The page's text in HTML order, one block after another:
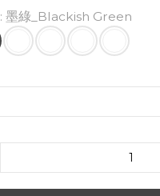
: 墨綠_Blackish Green